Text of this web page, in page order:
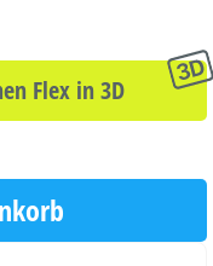
Flex in 3D